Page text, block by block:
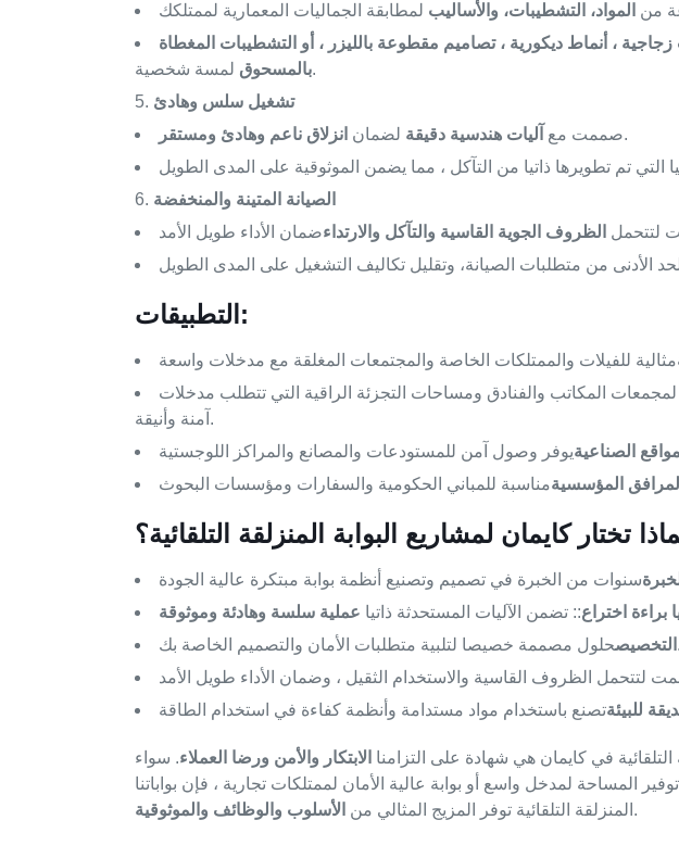
من المواد، التشطيبات، والأساليب
، أنماط ديكورية ، تصاميم مقطوعة بالليزر ، أو التشطيبات المغطاة
بالمسحوقلمسة شخصية.
تشغيل سلس وهادئ
صممت مع آليات هندسية دقيقة لضمان انزلاق ناعم وهادئ ومستقر
.
الصيانة المتينة والمنخفضة
لتتحمل الظروف الجوية القاسية والتآكل والارتداء
التطبيقات:
لمجمعات المكاتب والفنادق ومساحات التجزئة الراقية التي تتطلب مدخلات
آمنة وأنيقة.
الصناعية
المرافق المؤسسية
تختار كايمان لمشاريع البوابة المنزلقة التلقائية؟
براءة اختراع:: تضمن الآليات المستحدثة ذاتيا عملية سلسة وهادئة وموثوقة
التخصيص حلول مصممة خصيصا لتلبية متطلبات الأمان والتصميم الخاصة بك.
للبيئة
التلقائية في كايمان هي شهادة على التزامنا الابتكار والأمن ورضا العملاء. سواء
المساحة لمدخل واسع أو بوابة عالية الأمان لممتلكات تجارية ، فإن بواباتنا
المنزلقة التلقائية توفر المزيج المثالي من الأسلوب والوظائف والموثوقية .